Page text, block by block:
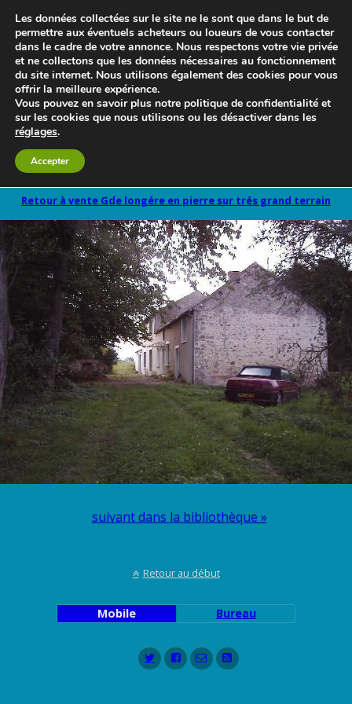
Retour à vente Gde longére en pierre sur trés grand terrain
suivant dans la bibliothèque »
Retour au début
Mobile Bureau
Les données collectées sur le site ne le sont que dans le but de
permettre aux éventuels acheteurs ou loueurs de vous contacter
dans le cadre de votre annonce. Nous respectons votre vie privée
et ne collectons que les données nécessaires au fonctionnement
du site internet. Nous utilisons également des cookies pour vous
offrir la meilleure expérience.
Vous pouvez en savoir plus notre politique de confidentialité et
sur les cookies que nous utilisons ou les désactiver dans les
réglages.
Accepter